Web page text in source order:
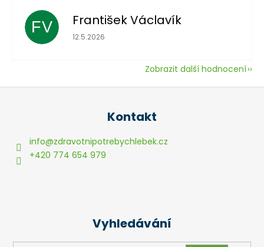
FV František Václavík
Hodnocení obchodu je 5 z 5 hvězdiček.
12.5.2026
Zobrazit další hodnocení
Z
Kontakt
info@zdravotnipotrebychlebek.cz
+420 774 654 979
Vyhledávání